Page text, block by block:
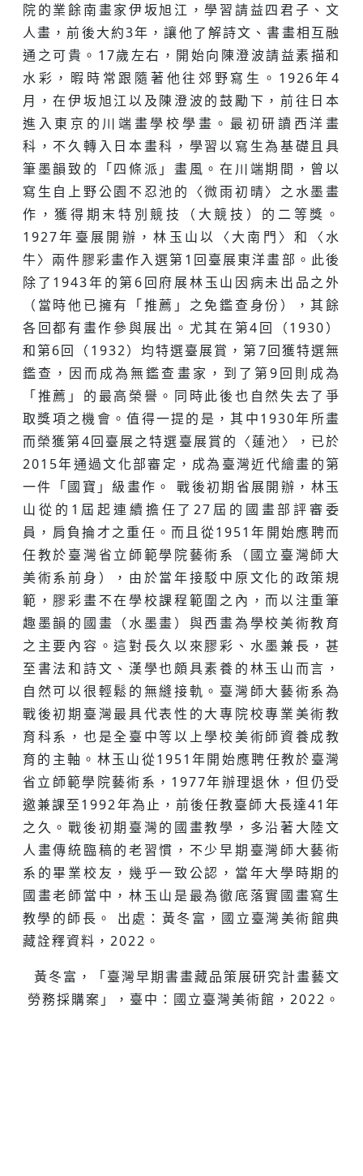
院的業餘南畫家伊坂旭江，學習請益四君子、文
人畫，前後大約3年，讓他了解詩文、書畫相互融
通之可貴。17歲左右，開始向陳澄波請益素描和
水彩，暇時常跟隨著他往郊野寫生。1926年4
月，在伊坂旭江以及陳澄波的鼓勵下，前往日本
進入東京的川端畫學校學畫。最初研讀西洋畫
科，不久轉入日本畫科，學習以寫生為基礎且具
筆墨韻致的「四條派」畫風。在川端期間，曾以
寫生自上野公園不忍池的〈微雨初晴〉之水墨畫
作，獲得期末特別競技（大競技）的二等獎。
1927年臺展開辦，林玉山以〈大南門〉和〈水
牛〉兩件膠彩畫作入選第1回臺展東洋畫部。此後
除了1943年的第6回府展林玉山因病未出品之外
（當時他已擁有「推薦」之免鑑查身份），其餘
各回都有畫作參與展出。尤其在第4回（1930）
和第6回（1932）均特選臺展賞，第7回獲特選無
鑑查，因而成為無鑑查畫家，到了第9回則成為
「推薦」的最高榮譽。同時此後也自然失去了爭
取獎項之機會。值得一提的是，其中1930年所畫
而榮獲第4回臺展之特選臺展賞的〈蓮池〉，已於
2015年通過文化部審定，成為臺灣近代繪畫的第
一件「國寶」級畫作。 戰後初期省展開辦，林玉
山從的1屆起連續擔任了27屆的國畫部評審委
員，肩負掄才之重任。而且從1951年開始應聘而
任教於臺灣省立師範學院藝術系（國立臺灣師大
美術系前身），由於當年接駁中原文化的政策規
範，膠彩畫不在學校課程範圍之內，而以注重筆
趣墨韻的國畫（水墨畫）與西畫為學校美術教育
之主要內容。這對長久以來膠彩、水墨兼長，甚
至書法和詩文、漢學也頗具素養的林玉山而言，
自然可以很輕鬆的無縫接軌。臺灣師大藝術系為
戰後初期臺灣最具代表性的大專院校專業美術教
育科系，也是全臺中等以上學校美術師資養成教
育的主軸。林玉山從1951年開始應聘任教於臺灣
省立師範學院藝術系，1977年辦理退休，但仍受
邀兼課至1992年為止，前後任教臺師大長達41年
之久。戰後初期臺灣的國畫教學，多沿著大陸文
人畫傳統臨稿的老習慣，不少早期臺灣師大藝術
系的畢業校友，幾乎一致公認，當年大學時期的
國畫老師當中，林玉山是最為徹底落實國畫寫生
教學的師長。 出處：黃冬富，國立臺灣美術館典
藏詮釋資料，2022。
黃冬富，「臺灣早期書畫藏品策展研究計畫藝文
勞務採購案」，臺中：國立臺灣美術館，2022。